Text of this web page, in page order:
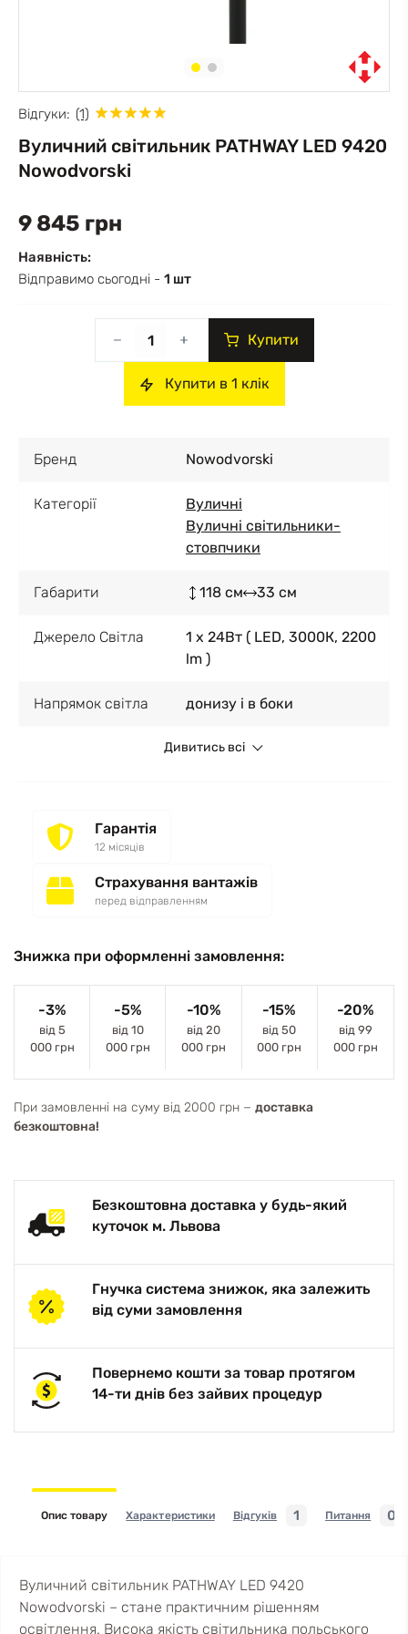
Відгуки: (1)
Вуличний світильник PATHWAY LED 9420
Nowodvorski
9 845 грн
Наявність:
Відправимо сьогодні - 1 шт
Купити
Купити в 1 клік
Бренд Nowodvorski
Категорії
Вуличні
Вуличні світильники-
стовпчики
Габарити 118 см 33 см
Джерело Світла
1 x 24Вт ( LED, 3000К, 2200
lm )
Напрямок світла донизу і в боки
Дивитись всі
Гарантія
12 місяців
Страхування вантажів
перед відправленням
Знижка при оформленні замовлення:
-3%
від 5
000 грн
-5%
від 10
000 грн
-10%
від 20
000 грн
-15%
від 50
000 грн
-20%
від 99
000 грн
При замовленні на суму від 2000 грн − доставка
безкоштовна!
Безкоштовна доставка у будь-який
куточок м. Львова
Гнучка система знижок, яка залежить
від суми замовлення
Повернемо кошти за товар протягом
14-ти днів без зайвих процедур
Опис товару Характеристики Відгуків 1 Питання 0
Вуличний світильник PATHWAY LED 9420
Nowodvorski – стане практичним рішенням
освітлення. Висока якість світильника польського